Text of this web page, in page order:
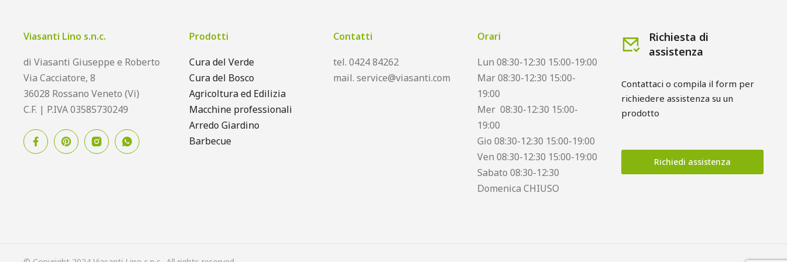
Viasanti Lino s.n.c.
di Viasanti Giuseppe e Roberto
Via Cacciatore, 8
36028 Rossano Veneto (Vi)
C.F. | P.IVA 03585730249
Prodotti
Cura del Verde
Cura del Bosco
Agricoltura ed Edilizia
Macchine professionali
Arredo Giardino
Barbecue
Contatti
tel. 0424 84262
mail. service@viasanti.com
Orari
Lun 08:30-12:30 15:00-19:00
Mar 08:30-12:30 15:00-
19:00
Mer 08:30-12:30 15:00-
19:00
Gio 08:30-12:30 15:00-19:00
Ven 08:30-12:30 15:00-19:00
Sabato 08:30-12:30
Domenica CHIUSO
Richiesta di
assistenza
Contattaci o compila il form per
richiedere assistenza su un
prodotto
Richiedi assistenza